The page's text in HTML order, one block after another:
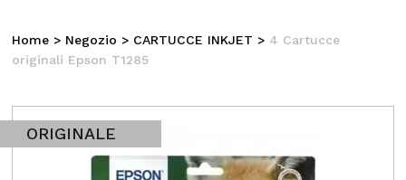
Home > Negozio > CARTUCCE INKJET > 4 Cartucce
originali Epson T1285
ORIGINALE